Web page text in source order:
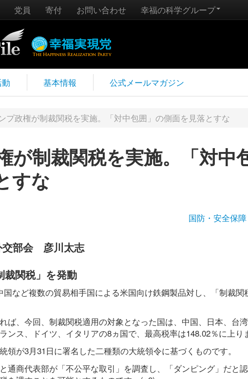
党員 寄付 お問い合わせ 幸福の科学グループ
基本情報 公式メールマガジン
プ政権が制裁関税を実施。「対中包囲」の側面を見落とすな
が制裁関税を実施。「対中
すな
国防・安全保障
交部会 彦川太志
関税」を発動
など複数の貿易相手国による米国向け鉄鋼製品対し、「制裁関
ば、今回、制裁関税適用の対象となった国は、中国、日本、台
ンス、ドイツ、イタリアの8ヵ国で、最高税率は148.02％に上り
領が3月31日に署名した二種類の大統領令に基づくものです。
通商代表部が「不公平な取引」を調査し、「ダンピング」だと